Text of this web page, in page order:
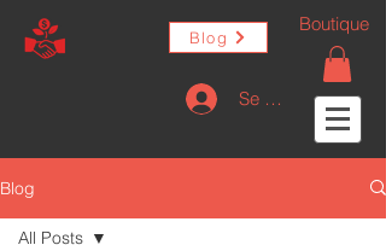
Blog
Se connecter
Boutique
Blog
All Posts